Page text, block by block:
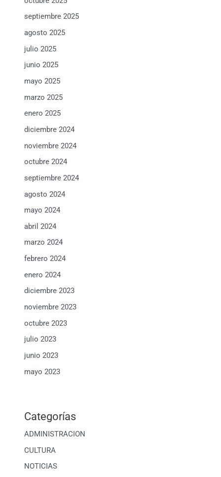
septiembre 2025
agosto 2025
julio 2025
junio 2025
mayo 2025
marzo 2025
enero 2025
diciembre 2024
noviembre 2024
octubre 2024
septiembre 2024
agosto 2024
mayo 2024
abril 2024
marzo 2024
febrero 2024
enero 2024
diciembre 2023
noviembre 2023
octubre 2023
julio 2023
junio 2023
mayo 2023
Categorías
ADMINISTRACION
CULTURA
NOTICIAS